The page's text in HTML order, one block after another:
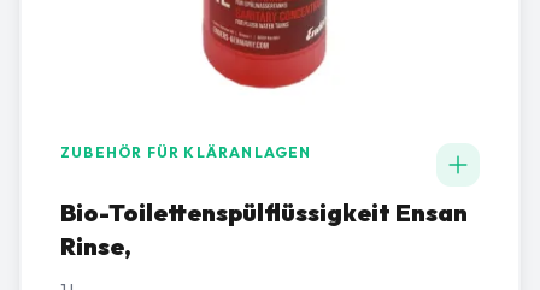
ZUBEHÖR FÜR KLÄRANLAGEN
Bio-Toilettenspülflüssigkeit Ensan
Rinse,